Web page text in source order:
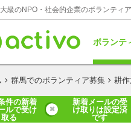
級のNPO・社会的企業のボランティ
ボランテ
群馬でのボランティア募集 耕
件の新着
ルで受け
取る
新着メールの受
け取りは設定済
です